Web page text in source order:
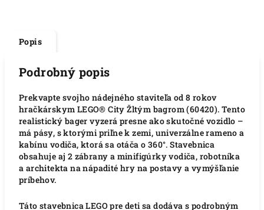
Popis
Podrobný popis
Prekvapte svojho nádejného staviteľa od 8 rokov
hračkárskym LEGO® City Žltým bagrom (60420). Tento
realistický bager vyzerá presne ako skutočné vozidlo –
má pásy, s ktorými priľne k zemi, univerzálne rameno a
kabínu vodiča, ktorá sa otáča o 360°. Stavebnica
obsahuje aj 2 zábrany a minifigúrky vodiča, robotníka
a architekta na nápadité hry na postavy a vymýšľanie
príbehov.
Táto stavebnica LEGO pre deti sa dodáva s podrobným